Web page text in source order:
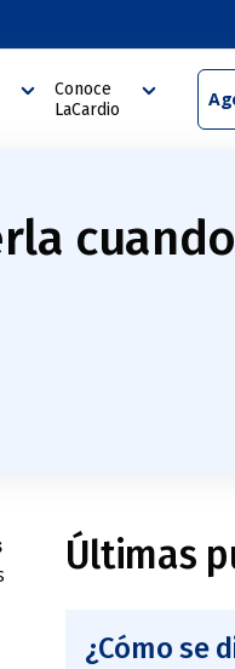
Conoce
LaCardio
Últimas
¿Cómo se